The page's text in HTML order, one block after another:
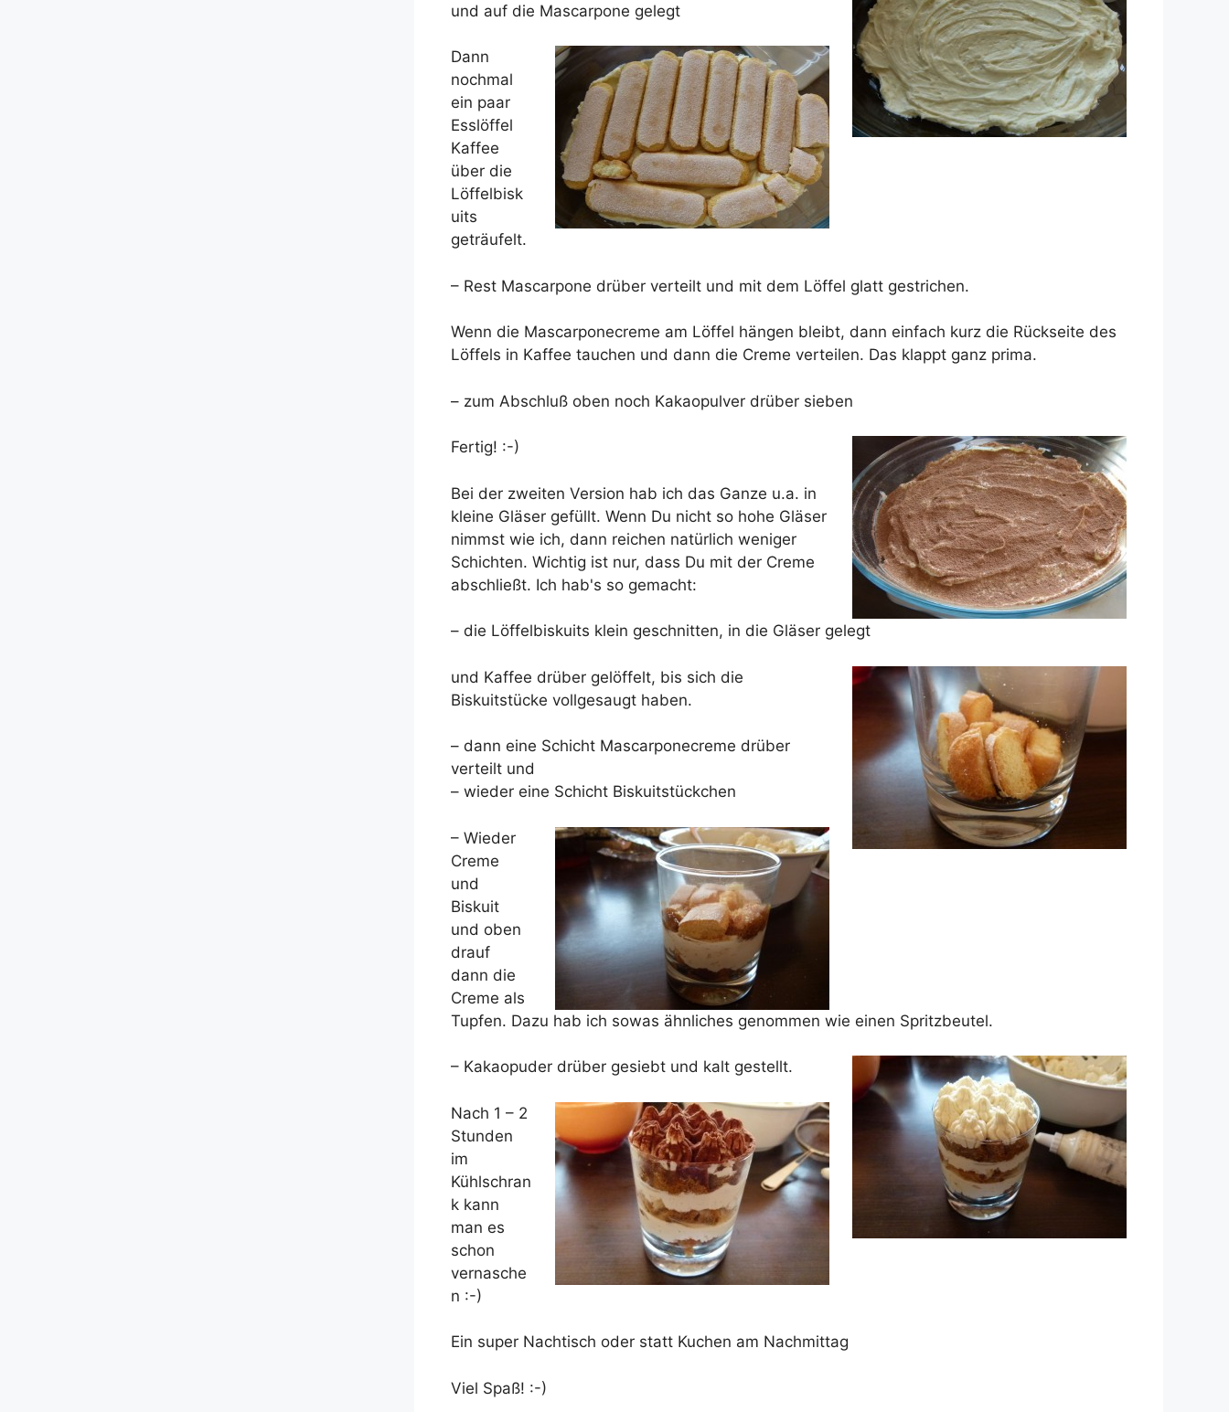
und auf die Mascarpone gelegt
Dann
nochmal
ein paar
Esslöffel
Kaffee
über die
Löffelbisk
uits
geträufelt.
– Rest Mascarpone drüber verteilt und mit dem Löffel glatt gestrichen.
Wenn die Mascarponecreme am Löffel hängen bleibt, dann einfach kurz die Rückseite des
Löffels in Kaffee tauchen und dann die Creme verteilen. Das klappt ganz prima.
– zum Abschluß oben noch Kakaopulver drüber sieben
Fertig! :-)
Bei der zweiten Version hab ich das Ganze u.a. in
kleine Gläser gefüllt. Wenn Du nicht so hohe Gläser
nimmst wie ich, dann reichen natürlich weniger
Schichten. Wichtig ist nur, dass Du mit der Creme
abschließt. Ich hab's so gemacht:
– die Löffelbiskuits klein geschnitten, in die Gläser gelegt
und Kaffee drüber gelöffelt, bis sich die
Biskuitstücke vollgesaugt haben.
– dann eine Schicht Mascarponecreme drüber
verteilt und
– wieder eine Schicht Biskuitstückchen
– Wieder
Creme
und
Biskuit
und oben
drauf
dann die
Creme als
Tupfen. Dazu hab ich sowas ähnliches genommen wie einen Spritzbeutel.
– Kakaopuder drüber gesiebt und kalt gestellt.
Nach 1 – 2
Stunden
im
Kühlschran
k kann
man es
schon
vernasche
n :-)
Ein super Nachtisch oder statt Kuchen am Nachmittag
Viel Spaß! :-)